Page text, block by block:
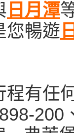
日月潭
您暢遊
程有任
200